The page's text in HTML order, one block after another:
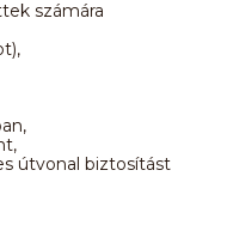
számára
útvonal biztosítást